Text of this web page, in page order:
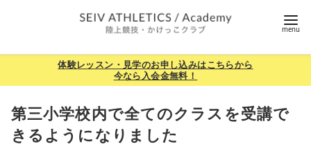
ツ
体験レッスン・見学のお申し込みはこちらから
今なら入会金無料！
第三小学校内で全てのクラスを受講で
きるようになりました